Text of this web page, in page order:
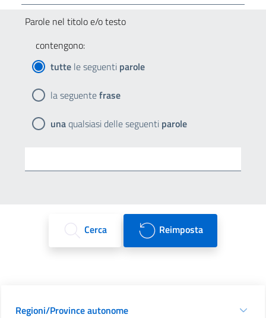
Parole nel titolo e/o testo
contengono:
tutte le seguenti parole
la seguentefrase
unaqualsiasi delle seguenti parole
Cerca Reimposta
Regioni/Province autonome